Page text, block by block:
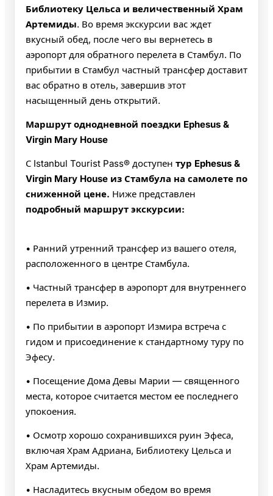
Библиотеку Цельса и величественный Храм
Артемиды. Во время экскурсии вас ждет
вкусный обед, после чего вы вернетесь в
аэропорт для обратного перелета в Стамбул. По
прибытии в Стамбул частный трансфер доставит
вас обратно в отель, завершив этот
насыщенный день открытий.
Маршрут однодневной поездки Ephesus &
Virgin Mary House
С Istanbul Tourist Pass® доступен тур Ephesus &
Virgin Mary House из Стамбула на самолете по
сниженной цене. Ниже представлен
подробный маршрут экскурсии:
• Ранний утренний трансфер из вашего отеля,
расположенного в центре Стамбула.
• Частный трансфер в аэропорт для внутреннего
перелета в Измир.
• По прибытии в аэропорт Измира встреча с
гидом и присоединение к стандартному туру по
Эфесу.
• Посещение Дома Девы Марии — священного
места, которое считается местом ее последнего
упокоения.
• Осмотр хорошо сохранившихся руин Эфеса,
включая Храм Адриана, Библиотеку Цельса и
Храм Артемиды.
• Насладитесь вкусным обедом во время